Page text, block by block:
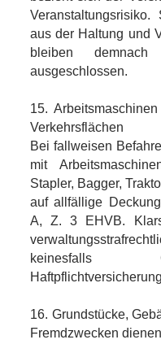
Veranstaltungsrisiko.
aus der Haltung und
bleiben demnach
ausgeschlossen.
15.
Verkehrsflächen
Bei fallweisen
mit
Stapler, Bagger,
auf allfällige
A, Z. 3 EHVB.
keinesfalls
16. Grundstücke,
Fremdzwecken dienen